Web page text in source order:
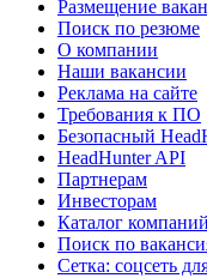
Размещение
Поиск по резюме
О компании
Наши вакансии
Реклама на сайте
Требования к ПО
Безопасный
HeadHunter API
Партнерам
Инвесторам
Каталог компаний
Поиск по
Сетка: соцсеть